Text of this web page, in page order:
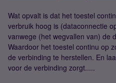
Wat opvalt is dat het toestel
verbruik hoog is (dataconnectie
vanwege (het wegvallen van) de
Waardoor het toestel continu op
de verbinding te herstellen. En
voor de verbinding zorgt.....